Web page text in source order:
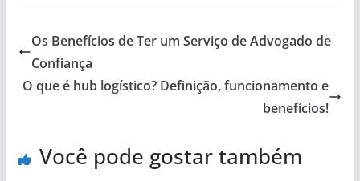
Os Benefícios de Ter um Serviço de Advogado de
Confiança
O que é hub logístico? Definição, funcionamento e
benefícios!
Você pode gostar também